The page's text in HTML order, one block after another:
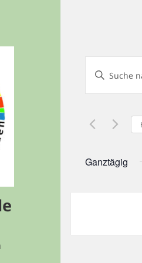
Such-
Geben
Sie
nach
Ganztägig